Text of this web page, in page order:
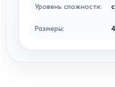
Уровень сложности:
Размеры: